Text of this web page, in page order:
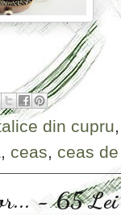
din cupru
, ceas, ceas
- 65